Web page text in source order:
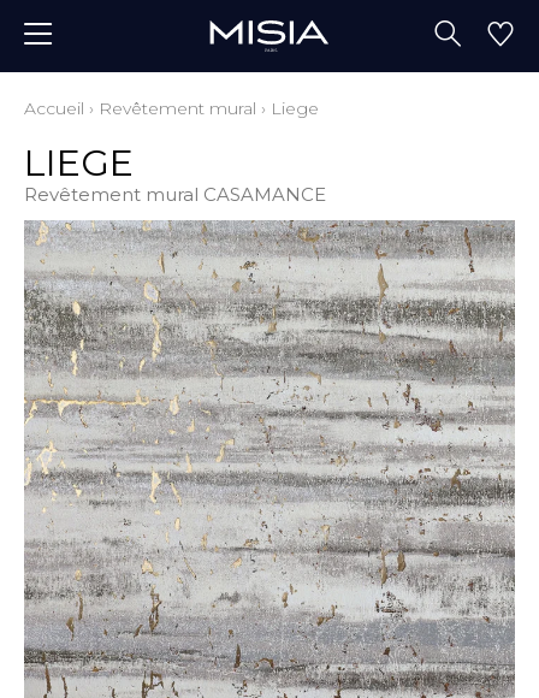
Accueil › Revêtement mural › Liege
LIEGE
Revêtement mural CASAMANCE